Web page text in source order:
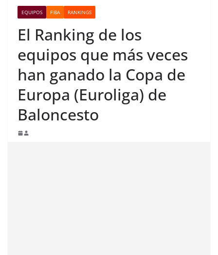
EQUIPOS FIBA RANKINGS
El Ranking de los
equipos que más veces
han ganado la Copa de
Europa (Euroliga) de
Baloncesto